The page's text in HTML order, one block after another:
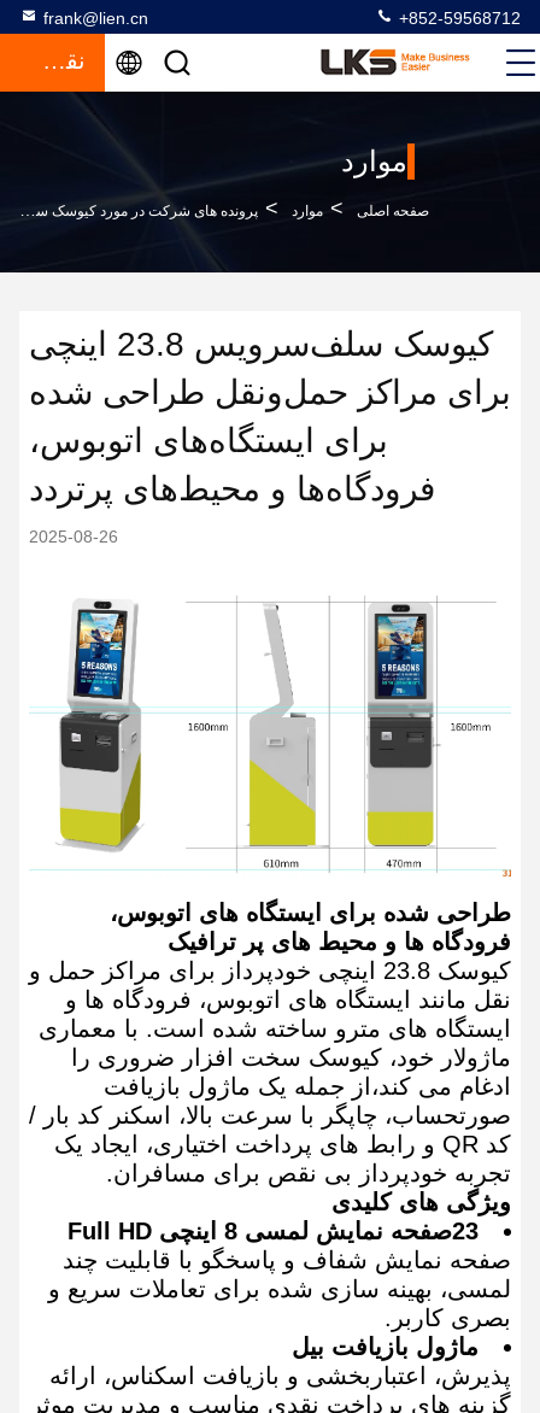
frank@lien.cn +852-59568712
نقل قول
موارد
صفحه اصلی > موارد > پرونده های شرکت در مورد کیوسک سلف‌سرویس 23.8 اینچی برای مراکز حمل‌ونقل طراحی شده برای ایستگاه‌های اتوبوس، فرودگاه‌ها و محیط‌های پرتردد
کیوسک سلف‌سرویس 23.8 اینچی
برای مراکز حمل‌ونقل طراحی شده
برای ایستگاه‌های اتوبوس،
فرودگاه‌ها و محیط‌های پرتردد
2025-08-26
طراحی شده برای ایستگاه های اتوبوس،
فرودگاه ها و محیط های پر ترافیک
کیوسک 23.8 اینچی خودپرداز برای مراکز حمل و
نقل مانند ایستگاه های اتوبوس، فرودگاه ها و
ایستگاه های مترو ساخته شده است. با معماری
ماژولار خود، کیوسک سخت افزار ضروری را
ادغام می کند،از جمله یک ماژول بازیافت
صورتحساب، چاپگر با سرعت بالا، اسکنر کد بار /
کد QR و رابط های پرداخت اختیاری، ایجاد یک
تجربه خودپرداز بی نقص برای مسافران.
ویژگی های کلیدی
23صفحه نمایش لمسی 8 اینچی Full HD
صفحه نمایش شفاف و پاسخگو با قابلیت چند
لمسی، بهینه سازی شده برای تعاملات سریع و
بصری کاربر.
ماژول بازیافت بیل
پذیرش، اعتباربخشی و بازیافت اسکناس، ارائه
گزینه های پرداخت نقدی مناسب و مدیریت موثر